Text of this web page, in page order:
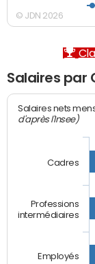
© JDN 2026
Salaires par
Salaires nets
d'après l'Insee)
Cadres
Professions
intermédiaires
Employés